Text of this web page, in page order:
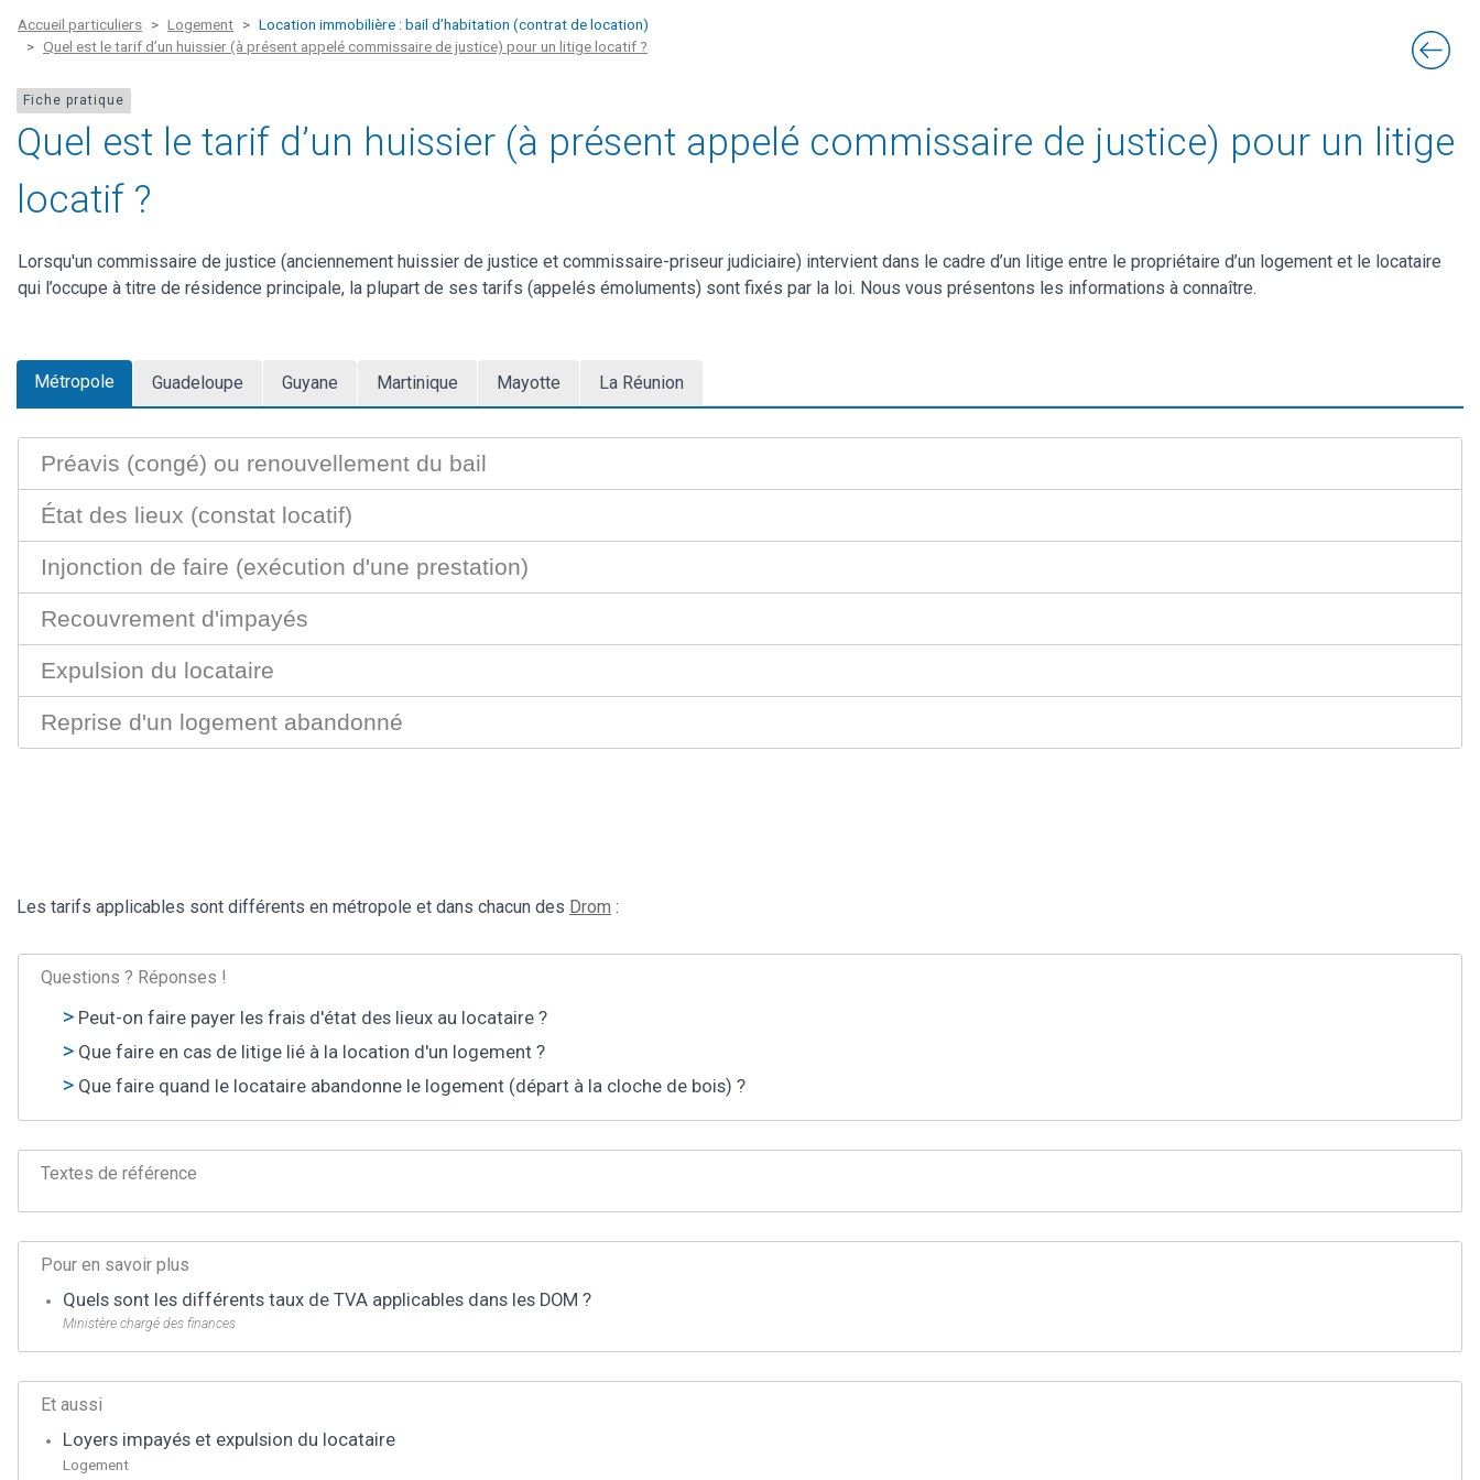
Accueil particuliers Logement
Location immobilière : bail d’habitation (contrat de location)
Quel est le tarif d’un huissier (à présent appelé commissaire de justice) pour un litige locatif ?
Fiche pratique
Quel est le tarif d’un huissier (à présent appelé commissaire de justice) pour un litige
locatif ?
Lorsqu'un commissaire de justice (anciennement huissier de justice et commissaire-priseur judiciaire) intervient dans le cadre d’un litige entre le propriétaire d’un logement et le locataire
qui l’occupe à titre de résidence principale, la plupart de ses tarifs (appelés émoluments) sont fixés par la loi. Nous vous présentons les informations à connaître.
Métropole Guadeloupe Guyane Martinique Mayotte La Réunion
Préavis (congé) ou renouvellement du bail
État des lieux (constat locatif)
Injonction de faire (exécution d'une prestation)
Recouvrement d'impayés
Expulsion du locataire
Reprise d'un logement abandonné
Les tarifs applicables sont différents en métropole et dans chacun des Drom :
Questions ? Réponses !
Peut-on faire payer les frais d'état des lieux au locataire ?
Que faire en cas de litige lié à la location d'un logement ?
Que faire quand le locataire abandonne le logement (départ à la cloche de bois) ?
Textes de référence
Pour en savoir plus
Quels sont les différents taux de TVA applicables dans les DOM ?
Ministère chargé des finances
Et aussi
Loyers impayés et expulsion du locataire
Logement